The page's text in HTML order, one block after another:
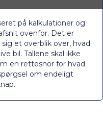
på kalkulationer og
ovenfor. Det er
et overblik over, hvad
bil. Tallene skal ikke
en rettesnor for hvad
om endeligt